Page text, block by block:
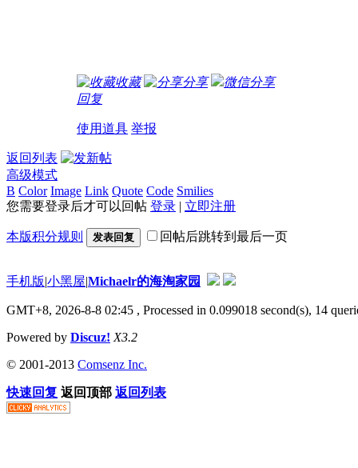
收藏 分享
微信分享
回复
使用道具 举报
返回列表
高级模式
B Color Image Link Quote Code Smilies
您需要登录后才可以回帖 登录 | 立即注册
本版积分规则 发表回复 回帖后跳转到最后一页
手机版|小黑屋|Michaelr的海淘家园
GMT+8, 2026-8-8 02:45 , Processed in 0.099018 second(s), 14
Powered by Discuz! X3.2
© 2001-2013 Comsenz Inc.
快速回复 返回顶部 返回列表